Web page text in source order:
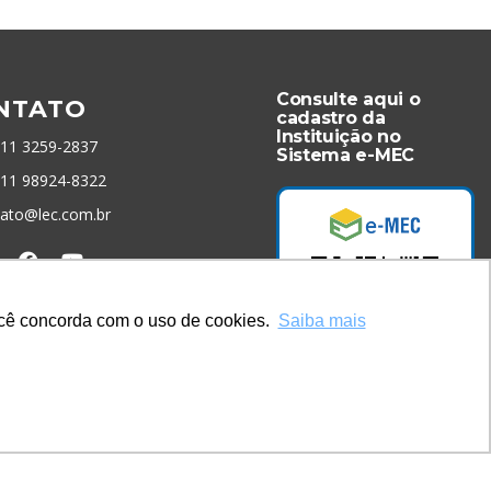
concorda com o uso de cookies. Saiba mais
3259-2837
98924-8322
Consulte aqui o
cadastro da
Instituição no
Sistema e-MEC